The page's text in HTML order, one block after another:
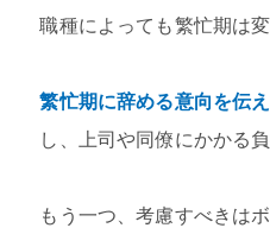
職種によっても繁忙期は
繁忙期に辞める意向を伝
し、上司や同僚にかかる
もう一つ、考慮すべきは